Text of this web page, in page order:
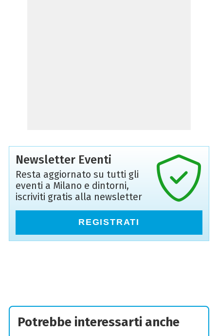
Newsletter Eventi
Resta aggiornato su tutti gli
eventi a Milano e dintorni,
iscriviti gratis alla newsletter
REGISTRATI
Potrebbe interessarti anche